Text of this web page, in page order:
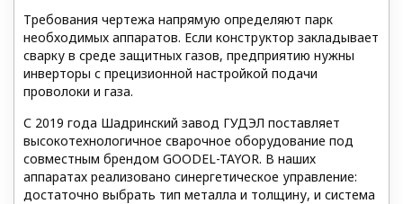
Требования чертежа напрямую определяют парк
необходимых аппаратов. Если конструктор закладывает
сварку в среде защитных газов, предприятию нужны
инверторы с прецизионной настройкой подачи
проволоки и газа.
С 2019 года Шадринский завод ГУДЭЛ поставляет
высокотехнологичное сварочное оборудование под
совместным брендом GOODEL-TAYOR. В наших
аппаратах реализовано синергетическое управление:
достаточно выбрать тип металла и толщину, и система